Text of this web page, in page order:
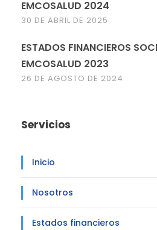
EMCOSALUD 2024
30 DE ABRIL DE 2025
ESTADOS FINANCIEROS
EMCOSALUD 2023
26 DE AGOSTO DE 2024
Servicios
Inicio
Nosotros
Estados financieros